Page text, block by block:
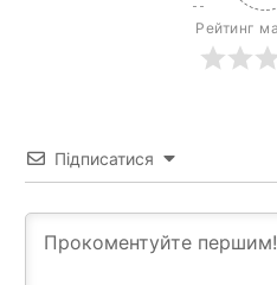
Рейтинг
Підписатися